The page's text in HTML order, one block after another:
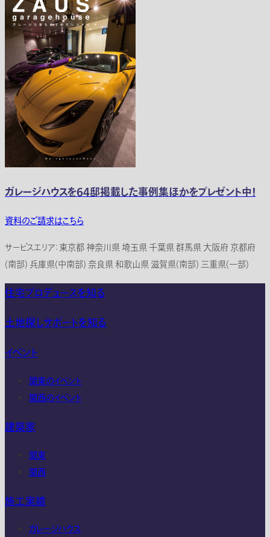
ガレージハウスを64邸掲載した事例集ほかをプレゼント中！
資料のご請求はこちら
サービスエリア：東京都 神奈川県 埼玉県 千葉県 群馬県 大阪府 京都府
(南部) 兵庫県(中南部) 奈良県 和歌山県 滋賀県(南部) 三重県(一部)
住宅プロデュースを知る
土地探しサポートを知る
イベント
関東のイベント
関西のイベント
建築家
関東
関西
施工実績
ガレージハウス